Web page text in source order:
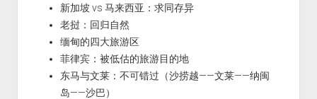
新加坡 vs 马来西亚：求同存异
老挝：回归自然
缅甸的四大旅游区
菲律宾：被低估的旅游目的地
东马与文莱：不可错过（沙捞越——文莱——纳闽
岛——沙巴）